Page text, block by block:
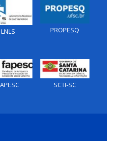
LNLS PROPESQ
SCTI-SC